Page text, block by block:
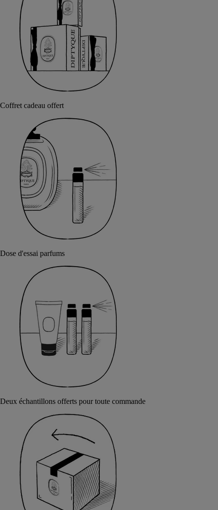
Coffret cadeau offert
Dose d'essai parfums
Deux échantillons offerts pour toute commande